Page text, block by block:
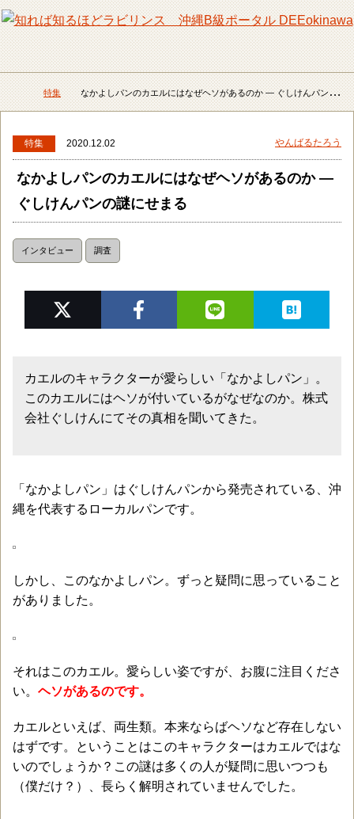
メニュー 検
DEEokinawaトップ
特集 なかよしパンのカエルにはなぜヘソがあるのか ― ぐしけんパンの謎にせまる
特集 2020.12.02 やんばるたろう
なかよしパンのカエルにはなぜヘソがあるのか ―
ぐしけんパンの謎にせまる
インタビュー 調査
カエルのキャラクターが愛らしい「なかよしパン」。
このカエルにはヘソが付いているがなぜなのか。株式
会社ぐしけんにてその真相を聞いてきた。
「なかよしパン」はぐしけんパンから発売されている、沖
縄を代表するローカルパンです。
しかし、このなかよしパン。ずっと疑問に思っていること
がありました。
それはこのカエル。愛らしい姿ですが、お腹に注目くださ
い。 ヘソがあるのです。
カエルといえば、両生類。本来ならばヘソなど存在しない
はずです。ということはこのキャラクターはカエルではな
いのでしょうか？この謎は多くの人が疑問に思いつつも
（僕だけ？）、長らく解明されていませんでした。